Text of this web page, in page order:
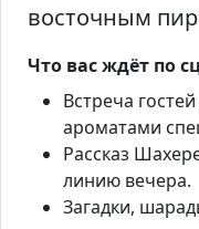
восточным
Что вас ждёт по
Встреча
ароматами
Рассказ
линию вечера.
Загадки,